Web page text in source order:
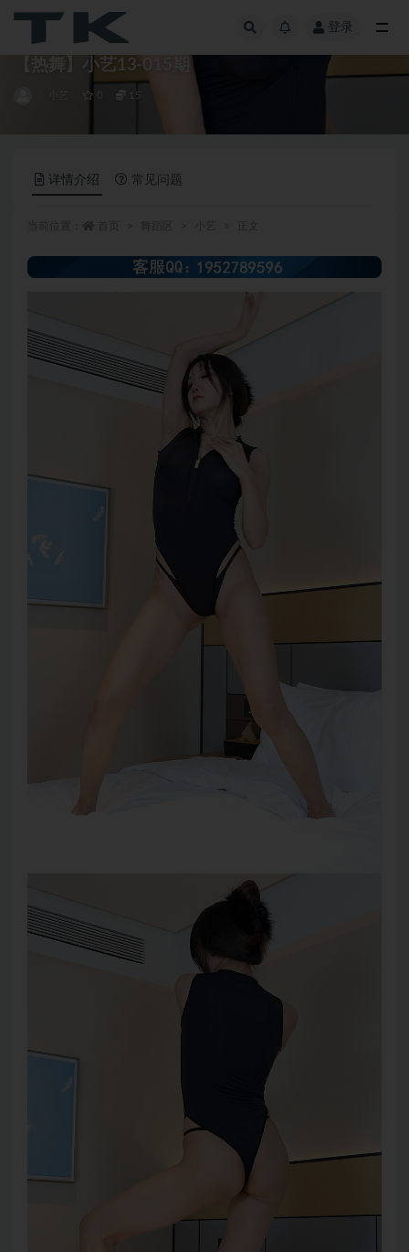
登录
【热舞】小艺13-015期
小艺 0 15
详情介绍 常见问题